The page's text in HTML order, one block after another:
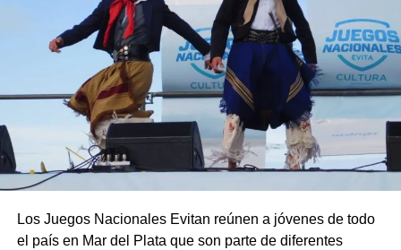
Los Juegos Nacionales Evitan reúnen a jóvenes de todo
el país en Mar del Plata que son parte de diferentes